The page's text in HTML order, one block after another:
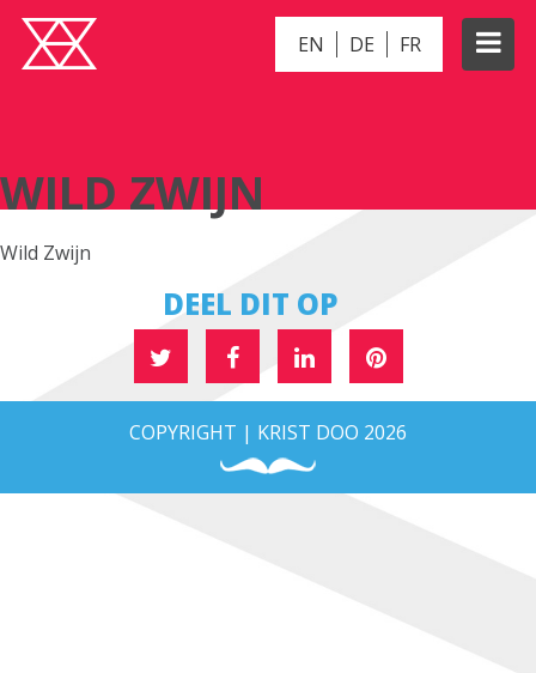
EN DE FR
WILD ZWIJN
Wild Zwijn
DEEL DIT OP
COPYRIGHT | KRIST DOO 2026